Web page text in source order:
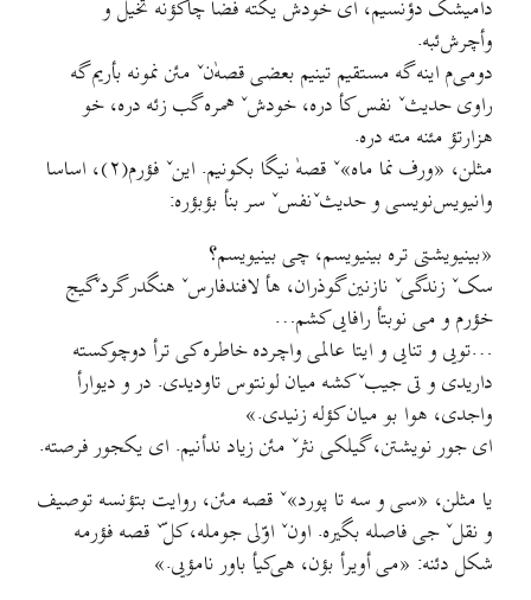
دامیشک دؤنسیم، ای خودش یکته فضا چاکؤنه تخیل و
وأچرش‌ئبه.
دومی‌م اینه گه مستقیم تینیم بعضی قصه‌ٰنˇ مئن نمونه بأریم گه
راوی حدیثˇ نفس کأ دره، خودشˇ همره گب زئه دره، خو
هزارتؤ مئنه مته دره.
مثلن، «ورف نما ماه»ˇ قصهٰ نیگا بکونیم. اینˇ فؤرم(۲)، اساسا
وانیویس‌نویسی و حدیثˇنفسˇ سر بنأ بؤبؤره:
«بینیویشتی تره بینیویسم، چی بینیویسم؟
سکˇ زندگیˇ نازنین گوذران، هأ لافندفارسˇ هنگدر گردˇگیج
خؤرم و می نوبتأ رافایی کشم…
…تویی و تنایی و ایتا عالمی واچرده خاطره کی ترأ دوچوکسته
داریدی و تی جیبˇ کشه میان لونتوس تاودیدی. در و دیوارأ
واجدی، هوا بو میان کؤله زنیدی.»
ای جور نویشتن، گیلکی نثرˇ مئن زیاد ندأنیم. ای یکجور فرصته.
یا مثلن، «سی و سه تا پورد»ˇ قصه مئن، روایت بتؤنسه توصیف
و نقلˇ جی فاصله بگیره. اونˇ اوّلی جومله، کلّˇ قصه فؤرمه
شکل دئنه: «می أویرأ بؤن، هی‌کیأ باور نامؤیی.»